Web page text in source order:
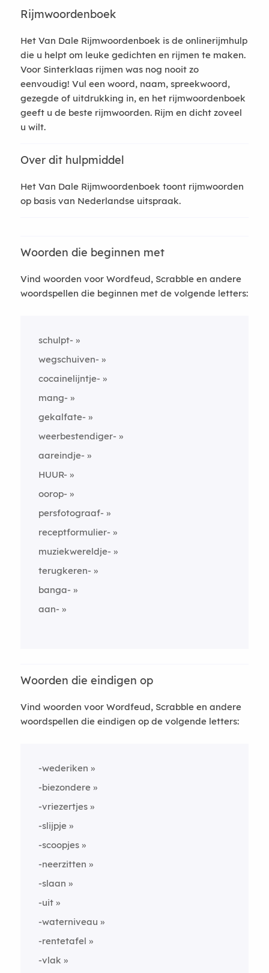
Rijmwoordenboek
Het Van Dale Rijmwoordenboek is de onlinerijmhulp
die u helpt om leuke gedichten en rijmen te maken.
Voor Sinterklaas rijmen was nog nooit zo
eenvoudig! Vul een woord, naam, spreekwoord,
gezegde of uitdrukking in, en het rijmwoordenboek
geeft u de beste rijmwoorden. Rijm en dicht zoveel
u wilt.
Over dit hulpmiddel
Het Van Dale Rijmwoordenboek toont rijmwoorden
op basis van Nederlandse uitspraak.
Woorden die beginnen met
Vind woorden voor Wordfeud, Scrabble en andere
woordspellen die beginnen met de volgende letters:
schulpt-
wegschuiven-
cocainelijntje-
mang-
gekalfate-
weerbestendiger-
aareindje-
HUUR-
oorop-
persfotograaf-
receptformulier-
muziekwereldje-
terugkeren-
banga-
aan-
Woorden die eindigen op
Vind woorden voor Wordfeud, Scrabble en andere
woordspellen die eindigen op de volgende letters:
-wederiken
-biezondere
-vriezertjes
-slijpje
-scoopjes
-neerzitten
-slaan
-uit
-waterniveau
-rentetafel
-vlak